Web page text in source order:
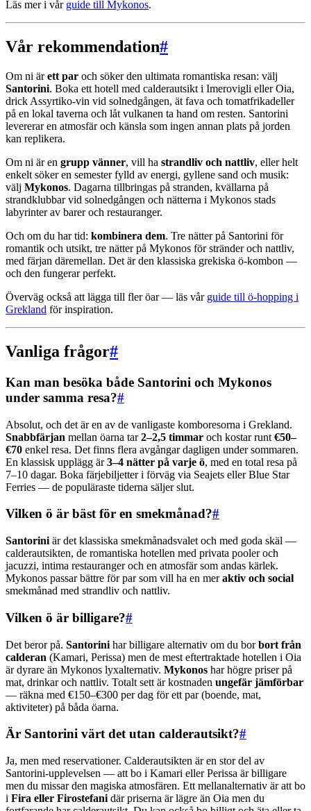
Läs mer i vår guide till Mykonos.
Vår rekommendation#
Om ni ärett par och söker den ultimata romantiska resan: välj
Santorini. Boka ett hotell med calderautsikt i Imerovigli eller Oia,
drick Assyrtiko-vin vid solnedgången, ät fava och tomatfrikadeller
på en lokal taverna och låt vulkanen ta hand om resten. Santorini
levererar en atmosfär och känsla som ingen annan plats på jorden
kan replikera.
Om ni är en grupp vänner, vill ha strandliv och nattliv, eller helt
enkelt söker en semester fylld av energi, gyllene sand och musik:
välj Mykonos. Dagarna tillbringas på stranden, kvällarna på
strandklubbar vid solnedgången och nätterna i Mykonos stads
labyrinter av barer och restauranger.
Och om du har tid: kombinera dem. Tre nätter på Santorini för
romantik och utsikt, tre nätter på Mykonos för stränder och nattliv,
med färjan däremellan. Det är den klassiska grekiska ö-kombon —
och den fungerar perfekt.
Överväg också att lägga till fler öar — läs vår guide till ö-hopping i
Grekland för inspiration.
Vanliga frågor#
Kan man besöka både Santorini och Mykonos
under samma resa?#
Absolut, och det är en av de vanligaste komboresorna i Grekland.
Snabbfärjan mellan öarna tar2–2,5 timmar och kostar runt €50–
€70 enkel resa. Det finns flera avgångar dagligen under sommaren.
En klassisk upplägg är3–4 nätter på varje ö, med en total resa på
7–10 dagar. Boka färjebiljetter i förväg via Seajets eller Blue Star
Ferries — de populäraste tiderna säljer slut.
Vilken ö är bäst för en smekmånad?#
Santorini är det klassiska smekmånadsvalet och med goda skäl —
calderautsikten, de romantiska hotellen med privata pooler och
jacuzzi, intima restauranger och en atmosfär som andas kärlek.
Mykonos passar bättre för par som vill ha en meraktiv och social
smekmånad med strandliv och nattliv.
Vilken ö är billigare?#
Det beror på. Santorini har billigare alternativ om du borbort från
calderan (Kamari, Perissa) men de mest eftertraktade hotellen i Oia
är dyrare än Mykonos lyxalternativ. Mykonos har högre priser på
mat, drinkar och nattliv. Totalt sett är kostnaden ungefär jämförbar
— räkna med €150–€300 per dag för ett par (boende, mat,
aktiviteter) på båda öarna.
Är Santorini värt det utan calderautsikt?#
Ja, men med reservationer. Calderautsikten är en stor del av
Santorini-upplevelsen — att bo i Kamari eller Perissa är billigare
men du missar den magiska atmosfären. Ett mellanalternativ är att bo
i Fira eller Firostefani där priserna är lägre än Oia men du